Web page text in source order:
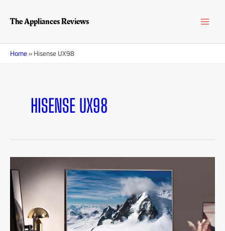
содержимому
The Appliances Reviews
Home»Hisense UX98
HISENSE UX98